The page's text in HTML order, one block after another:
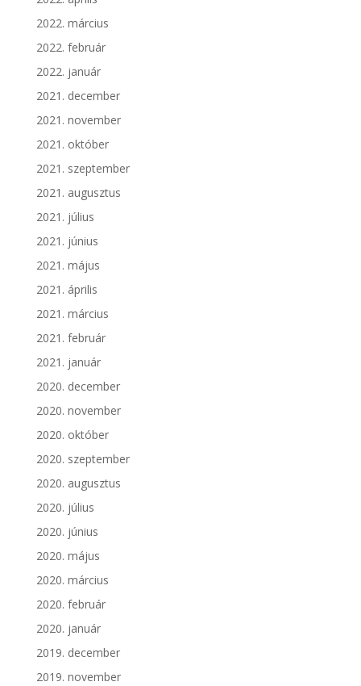
2022. március
2022. február
2022. január
2021. december
2021. november
2021. október
2021. szeptember
2021. augusztus
2021. július
2021. június
2021. május
2021. április
2021. március
2021. február
2021. január
2020. december
2020. november
2020. október
2020. szeptember
2020. augusztus
2020. július
2020. június
2020. május
2020. március
2020. február
2020. január
2019. december
2019. november